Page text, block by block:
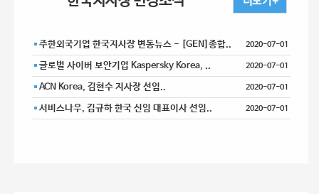
주한외국기업 한국지사장 변동뉴스 - [GEN]종합.. 2020-07-01
글로벌 사이버 보안기업 Kaspersky Korea, .. 2020-07-01
ACN Korea, 김현수 지사장 선임.. 2020-07-01
서비스나우, 김규하 한국 신임 대표이사 선임.. 2020-07-01